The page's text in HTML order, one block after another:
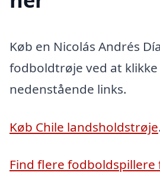
Køb en Nicolás Andrés
fodboldtrøje ved at
nedenstående links.
Køb Chile landsholdstrøje.
Find flere fodboldspillere